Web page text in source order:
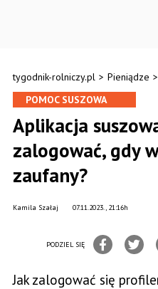
tygodnik-rolniczy.pl > Pieniądze >
POMOC SUSZOWA
Aplikacja
zalogować, gdy
zaufany?
07.11.2023., 21:16h
Kamila Szałaj
PODZIEL SIĘ
Jak zalogować się